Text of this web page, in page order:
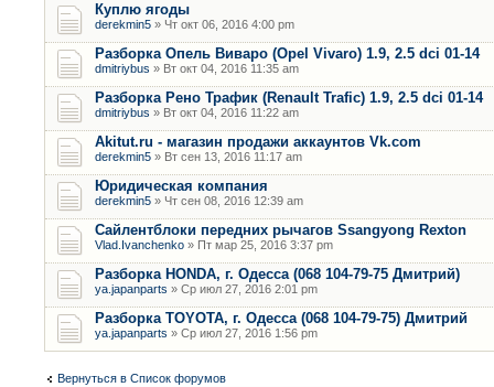
Куплю ягоды
derekmin5 » Чт окт 06, 2016 4:00 pm
Разборка Опель Виваро (Opel Vivaro) 1.9, 2.5 dci 01-14
dmitriybus » Вт окт 04, 2016 11:35 am
Разборка Рено Трафик (Renault Trafic) 1.9, 2.5 dci 01-14
dmitriybus » Вт окт 04, 2016 11:22 am
Akitut.ru - магазин продажи аккаунтов Vk.com
derekmin5 » Вт сен 13, 2016 11:17 am
Юридическая компания
derekmin5 » Чт сен 08, 2016 12:39 am
Сайлентблоки передних рычагов Ssangyong Rexton
Vlad.Ivanchenko » Пт мар 25, 2016 3:37 pm
Разборка HONDA, г. Одесса (068 104-79-75 Дмитрий)
ya.japanparts » Ср июл 27, 2016 2:01 pm
Разборка TOYOTA, г. Одесса (068 104-79-75) Дмитрий
ya.japanparts » Ср июл 27, 2016 1:56 pm
Вернуться в Список форумов